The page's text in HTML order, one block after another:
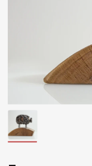
События
Другие проекты